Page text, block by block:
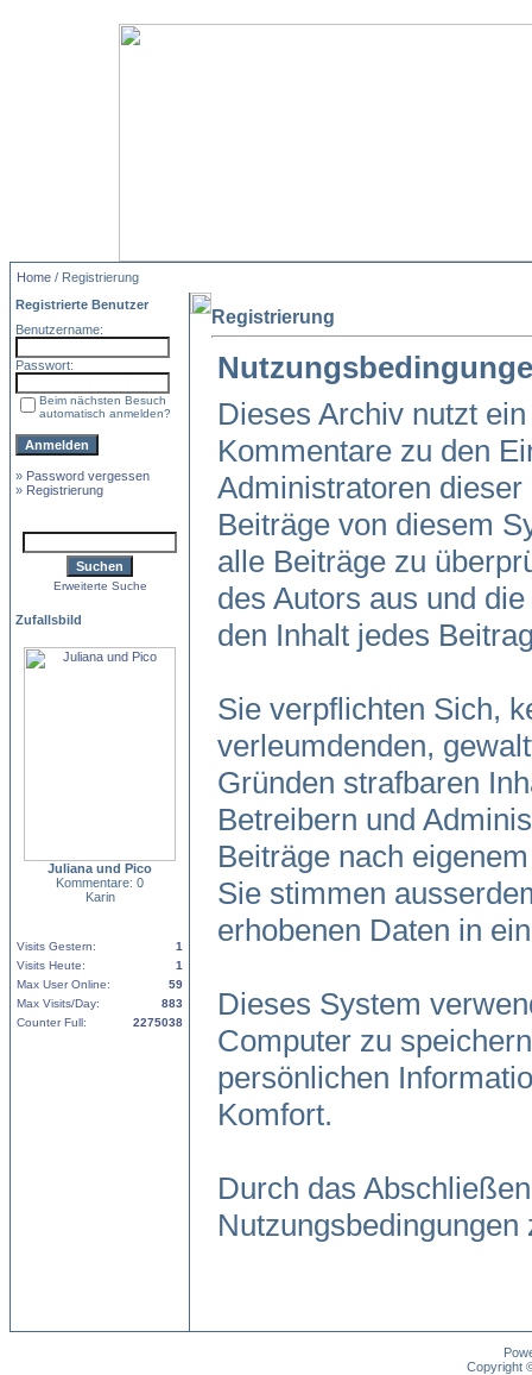
Home / Registrierung
Registrierte Benutzer
Benutzername:
Passwort:
Beim nächsten Besuch
automatisch anmelden?
» Password vergessen
» Registrierung
Erweiterte Suche
Zufallsbild
Juliana und Pico
Kommentare: 0
Karin
Visits Gestern:
1
Visits Heute:
1
Max User Online:
59
Max Visits/Day:
883
Counter Full:
2275038
Registrierung
Dieses Archiv nutzt
Kommentare zu den
Administratoren
Beiträge von diesem
alle Beiträge zu
des Autors aus und
den Inhalt jedes
Sie verpflichten Sich,
verleumdenden,
Gründen strafbaren
Betreibern und
Beiträge nach
Sie stimmen
erhobenen Daten in
Dieses System
Computer zu
persönlichen
Komfort.
Durch das
Nutzungsbedingungen
Copyright